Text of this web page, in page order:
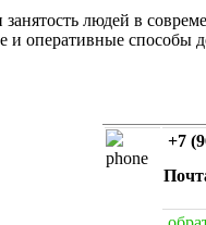
людей в
и оперативные способы
+7